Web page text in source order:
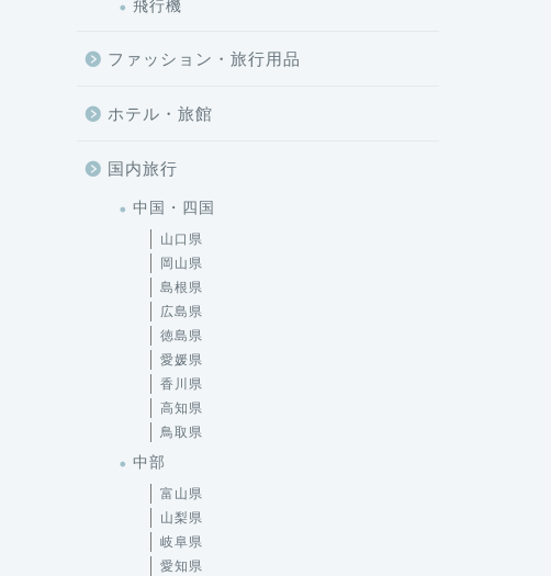
飛行機
ファッション・旅行用品
ホテル・旅館
国内旅行
中国・四国
山口県
岡山県
島根県
広島県
徳島県
愛媛県
香川県
高知県
鳥取県
中部
富山県
山梨県
岐阜県
愛知県